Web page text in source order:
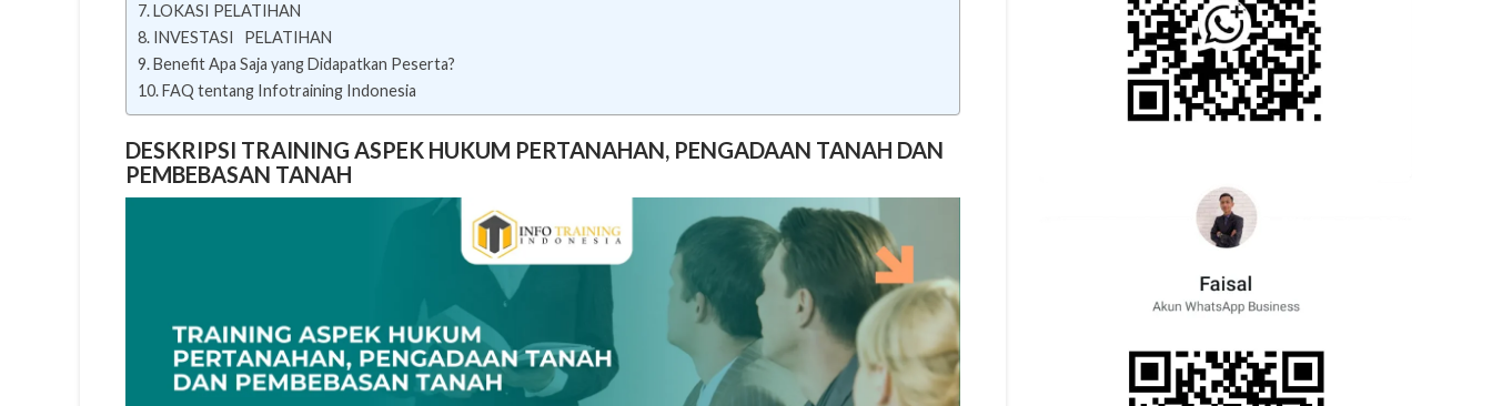
LOKASI PELATIHAN
INVESTASI PELATIHAN
Benefit Apa Saja yang Didapatkan Peserta?
FAQ tentang Infotraining Indonesia
DESKRIPSI TRAINING ASPEK HUKUM PERTANAHAN, PENGADAAN TANAH DAN
PEMBEBASAN TANAH